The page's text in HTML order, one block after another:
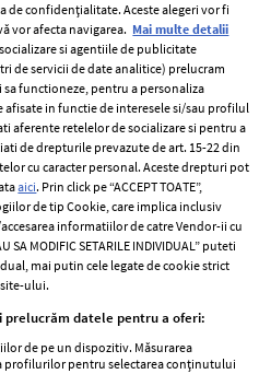
Termeni si conditii
Politica de
confidențialitate
Politica de cookies
Publicitate
femei
Viva
de confidențialitate. Aceste alegeri vor fi
vor afecta navigarea. Mai multe detalii
si agentiile de publicitate
de servicii de date analitice) prelucram
functioneze, pentru a personaliza
in functie de interesele si/sau profilul
aferente retelelor de socializare si pentru a
de drepturile prevazute de art. 15-22 din
cu caracter personal. Aceste drepturi pot
aici. Prin click pe “ACCEPT TOATE”,
de tip Cookie, care implica inclusiv
informatiilor de catre Vendor-ii cu
SA MODIFIC SETARILE INDIVIDUAL” puteti
mai putin cele legate de cookie strict
ului.
datele pentru a oferi:
de pe un dispozitiv. Măsurarea
profilurilor pentru selectarea conținutului